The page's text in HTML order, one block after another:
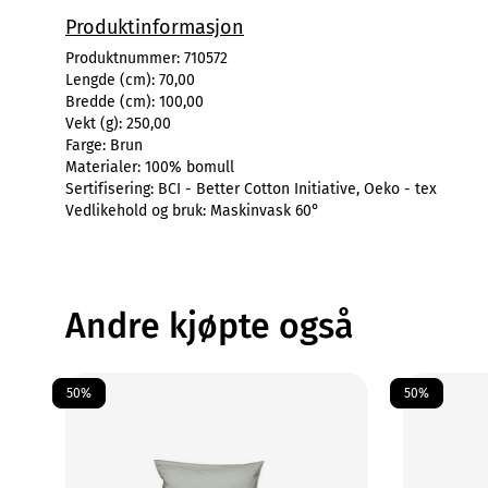
Produktinformasjon
Produktnummer: 710572
Lengde (cm): 70,00
Bredde (cm): 100,00
Vekt (g): 250,00
Farge: Brun
Materialer: 100% bomull
Sertifisering: BCI - Better Cotton Initiative, Oeko - tex
Vedlikehold og bruk: Maskinvask 60°
Andre kjøpte også
50% 50%